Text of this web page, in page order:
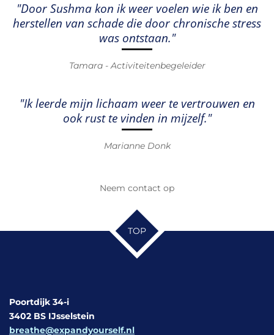
"Door Sushma kon ik weer voelen wie ik ben en
herstellen van schade die door chronische stress
was ontstaan."
Tamara - Activiteitenbegeleider
"Ik leerde mijn lichaam weer te vertrouwen en
ook rust te vinden in mijzelf."
Marianne Donk
Neem contact op
TOP
Poortdijk 34-i
3402 BS IJsselstein
breathe@expandyourself.nl